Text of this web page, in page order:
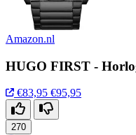
Amazon.nl
HUGO FIRST -
€83,95 €95,95
270